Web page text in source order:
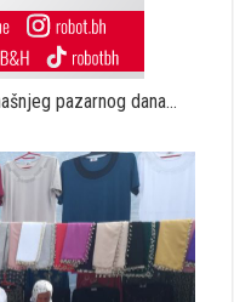
pazarnog dana…